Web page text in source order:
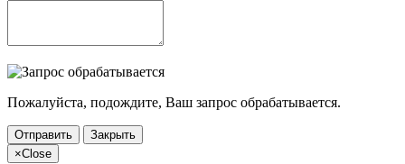
Пожалуйста, подождите, Ваш запрос обрабатывается.
Отправить
Закрыть
×Close